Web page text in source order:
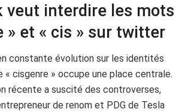
veut interdire les mots
» et « cis » sur twitter
constante évolution sur les identités
« cisgenre » occupe une place centrale.
récente a suscité des controverses,
de renom et PDG de Tesla